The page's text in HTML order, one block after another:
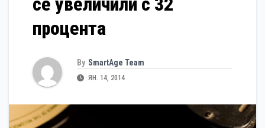
процента
By SmartAge Team
ЯН. 14, 2014